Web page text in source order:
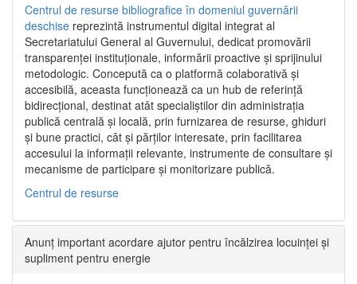
Centrul de resurse bibliografice în domeniul guvernării
deschise reprezintă instrumentul digital integrat al
Secretariatului General al Guvernului, dedicat promovării
transparenței instituționale, informării proactive și sprijinului
metodologic. Concepută ca o platformă colaborativă și
accesibilă, aceasta funcționează ca un hub de referință
bidirecțional, destinat atât specialiștilor din administrația
publică centrală și locală, prin furnizarea de resurse, ghiduri
și bune practici, cât și părților interesate, prin facilitarea
accesului la informații relevante, instrumente de consultare și
mecanisme de participare și monitorizare publică.
Centrul de resurse
Anunț important acordare ajutor pentru încălzirea locuinței și
supliment pentru energie